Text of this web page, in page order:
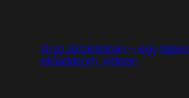
AI az oktatásban — egy teljes
előadásom, videón